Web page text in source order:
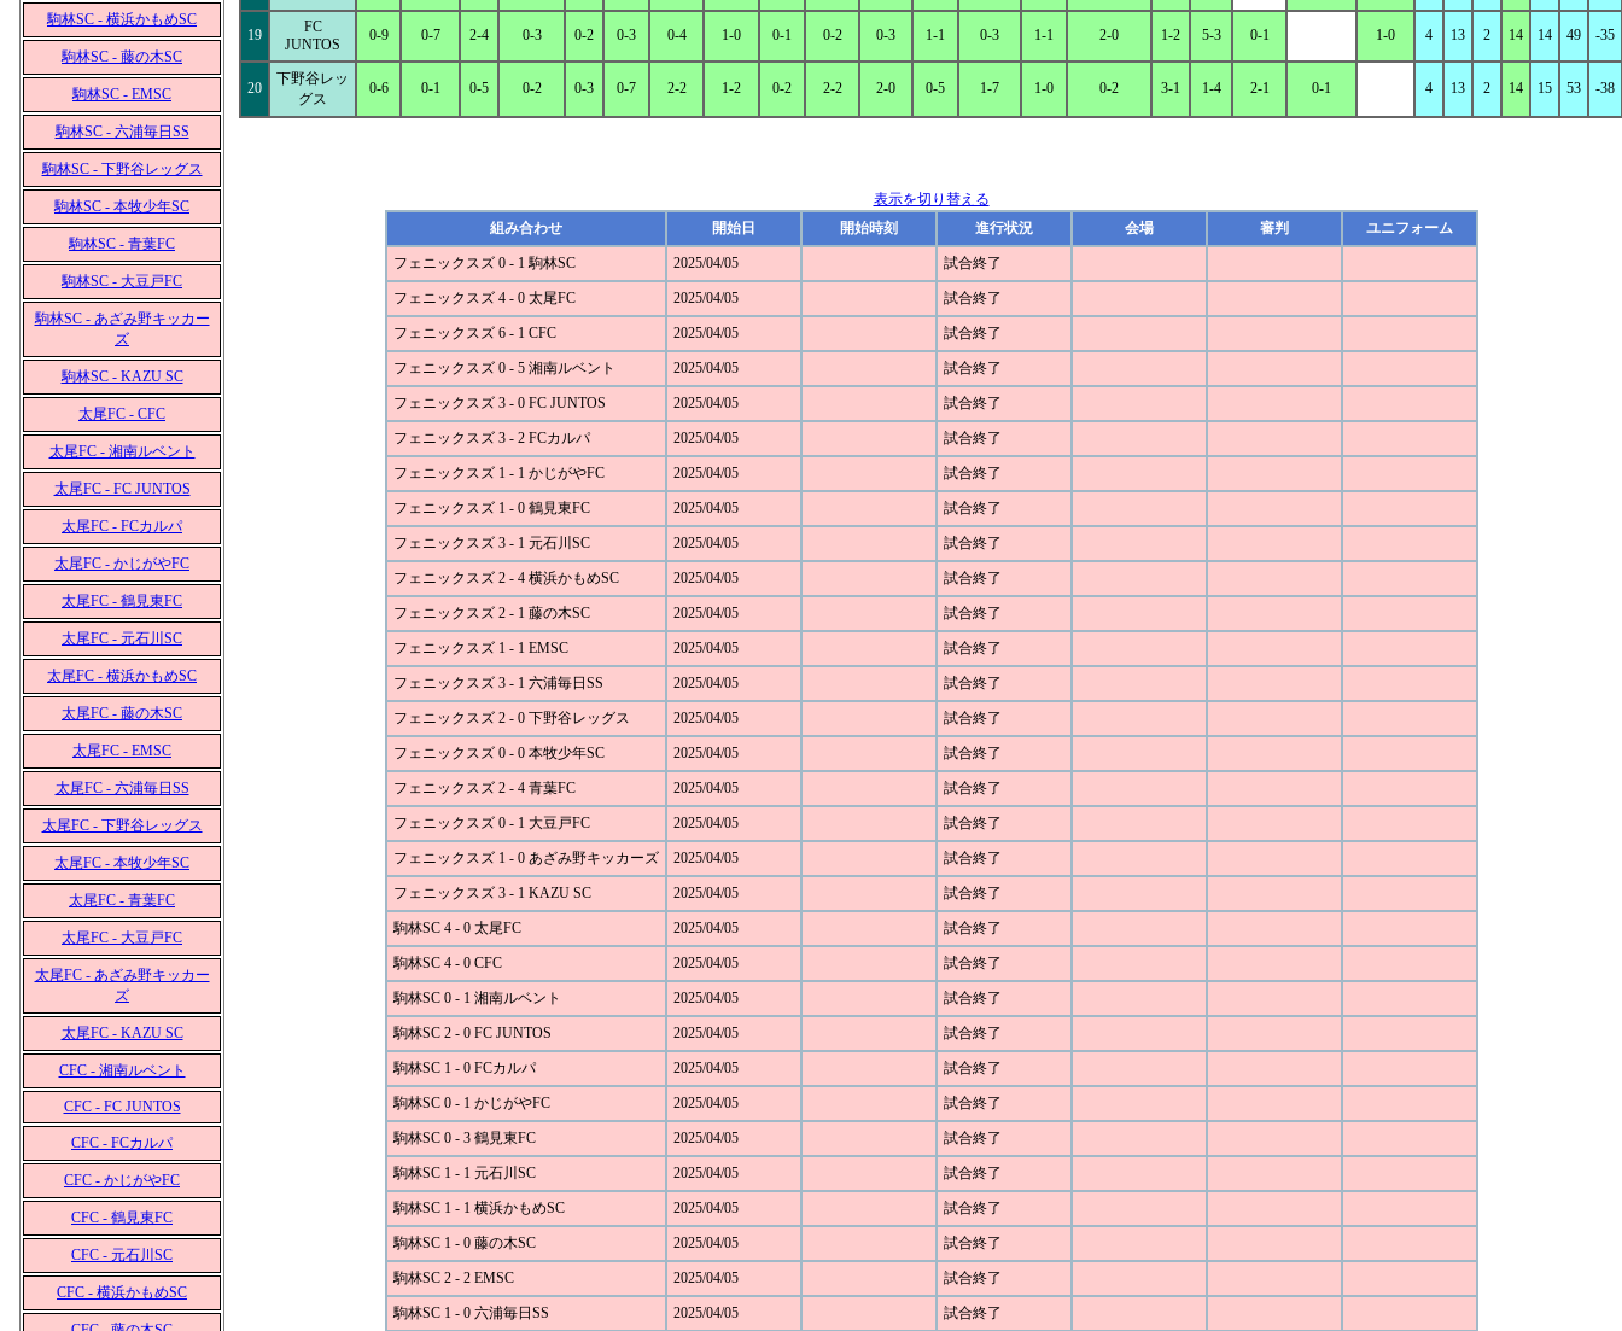
駒林SC - 横浜かもめSC
駒林SC - 藤の木SC
駒林SC - EMSC
駒林SC - 六浦毎日SS
駒林SC - 下野谷レッグス
駒林SC - 本牧少年SC
駒林SC - 青葉FC
駒林SC - 大豆戸FC
駒林SC - あざみ野キッカー
ズ
駒林SC - KAZU SC
太尾FC - CFC
太尾FC - 湘南ルベント
太尾FC - FC JUNTOS
太尾FC - FCカルパ
太尾FC - かじがやFC
太尾FC - 鶴見東FC
太尾FC - 元石川SC
太尾FC - 横浜かもめSC
太尾FC - 藤の木SC
太尾FC - EMSC
太尾FC - 六浦毎日SS
太尾FC - 下野谷レッグス
太尾FC - 本牧少年SC
太尾FC - 青葉FC
太尾FC - 大豆戸FC
太尾FC - あざみ野キッカー
ズ
太尾FC - KAZU SC
CFC - 湘南ルベント
CFC - FC JUNTOS
CFC - FCカルパ
CFC - かじがやFC
CFC - 鶴見東FC
CFC - 元石川SC
CFC - 横浜かもめSC
19
FC
JUNTOS
0-9 0-7 2-4 0-3 0-2 0-3 0-4 1-0 0-1 0-2 0-3 1-1 0-3 1-1 2-0 1-2 5-3 0-1 1-0 4 13 2 14 14 49 -35
20
下野谷レッ
グス
0-6 0-1 0-5 0-2 0-3 0-7 2-2 1-2 0-2 2-2 2-0 0-5 1-7 1-0 0-2 3-1 1-4 2-1 0-1 4 13 2 14 15 53 -38
表示を切り替える
組み合わせ
開始日 開始時刻 進行状況 会場 審判 ユニフォーム
フェニックスズ 0 - 1 駒林SC 2025/04/05 試合終了
フェニックスズ 4 - 0 太尾FC 2025/04/05 試合終了
フェニックスズ 6 - 1 CFC 2025/04/05 試合終了
フェニックスズ 0 - 5 湘南ルベント 2025/04/05 試合終了
フェニックスズ 3 - 0 FC JUNTOS 2025/04/05 試合終了
フェニックスズ 3 - 2 FCカルパ 2025/04/05 試合終了
フェニックスズ 1 - 1 かじがやFC 2025/04/05 試合終了
フェニックスズ 1 - 0 鶴見東FC 2025/04/05 試合終了
フェニックスズ 3 - 1 元石川SC 2025/04/05 試合終了
フェニックスズ 2 - 4 横浜かもめSC 2025/04/05 試合終了
フェニックスズ 2 - 1 藤の木SC 2025/04/05 試合終了
フェニックスズ 1 - 1 EMSC 2025/04/05 試合終了
フェニックスズ 3 - 1 六浦毎日SS 2025/04/05 試合終了
フェニックスズ 2 - 0 下野谷レッグス 2025/04/05 試合終了
フェニックスズ 0 - 0 本牧少年SC 2025/04/05 試合終了
フェニックスズ 2 - 4 青葉FC 2025/04/05 試合終了
フェニックスズ 0 - 1 大豆戸FC 2025/04/05 試合終了
フェニックスズ 1 - 0 あざみ野キッカーズ 2025/04/05 試合終了
フェニックスズ 3 - 1 KAZU SC 2025/04/05 試合終了
駒林SC 4 - 0 太尾FC 2025/04/05 試合終了
駒林SC 4 - 0 CFC 2025/04/05 試合終了
駒林SC 0 - 1 湘南ルベント 2025/04/05 試合終了
駒林SC 2 - 0 FC JUNTOS 2025/04/05 試合終了
駒林SC 1 - 0 FCカルパ 2025/04/05 試合終了
駒林SC 0 - 1 かじがやFC 2025/04/05 試合終了
駒林SC 0 - 3 鶴見東FC 2025/04/05 試合終了
駒林SC 1 - 1 元石川SC 2025/04/05 試合終了
駒林SC 1 - 1 横浜かもめSC 2025/04/05 試合終了
駒林SC 1 - 0 藤の木SC 2025/04/05 試合終了
駒林SC 2 - 2 EMSC 2025/04/05 試合終了
駒林SC 1 - 0 六浦毎日SS 2025/04/05 試合終了